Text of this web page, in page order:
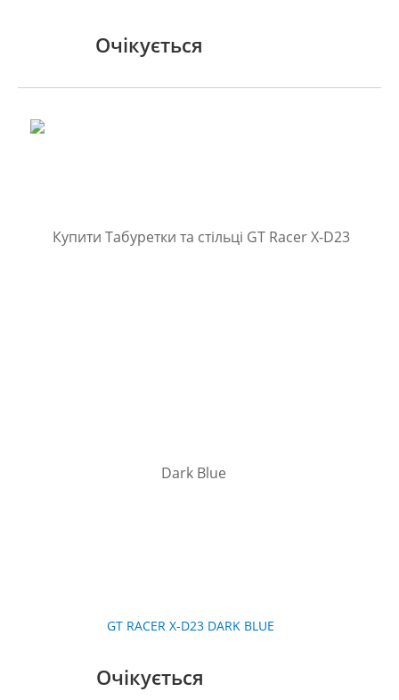
Очікується
GT RACER X-D23 DARK BLUE
Очікується